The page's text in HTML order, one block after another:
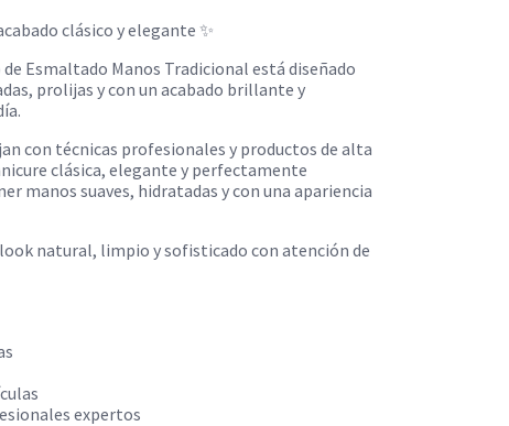
clásico y elegante ✨
Esmaltado Manos Tradicional está diseñado
prolijas y con un acabado brillante y
con técnicas profesionales y productos de alta
clásica, elegante y perfectamente
manos suaves, hidratadas y con una apariencia
natural, limpio y sofisticado con atención de
expertos